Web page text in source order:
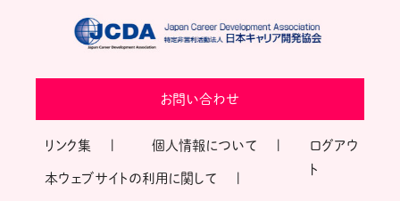
お問い合わせ
リンク集 個人情報について
本ウェブサイトの利用に関して
ログアウ
ト